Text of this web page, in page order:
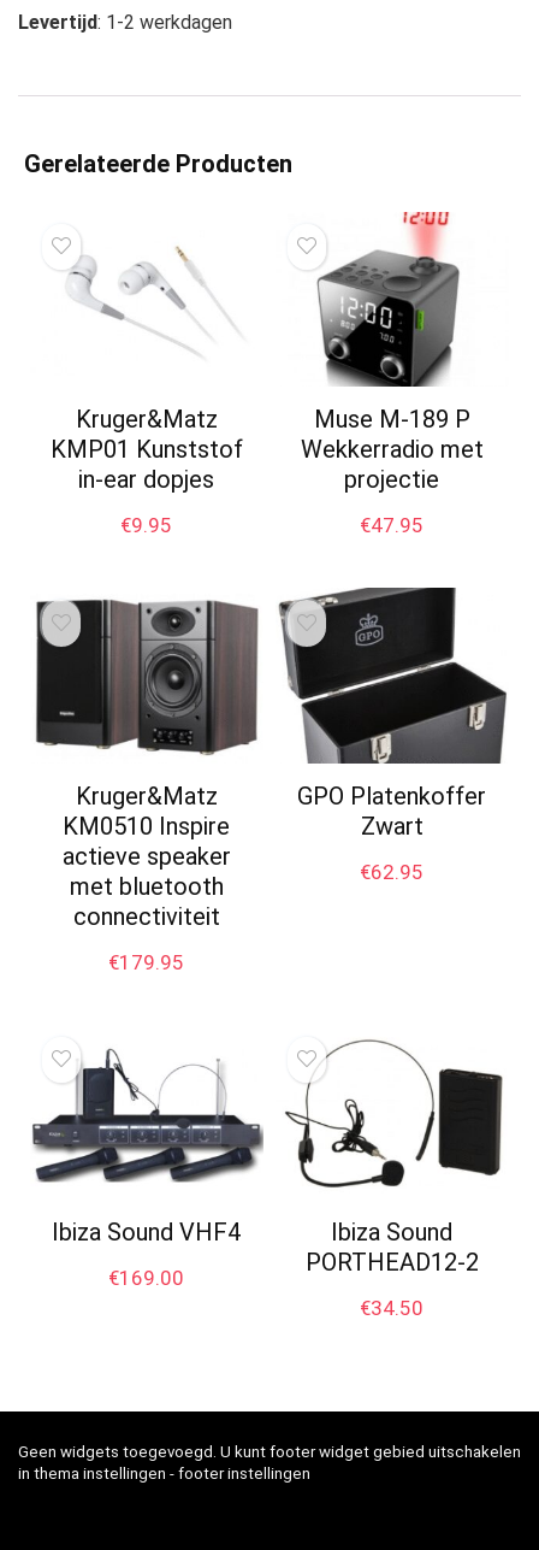
Levertijd: 1-2 werkdagen
Gerelateerde Producten
Kruger&Matz
KMP01 Kunststof
in-ear dopjes
€9.95
Muse M-189 P
Wekkerradio met
projectie
€47.95
Kruger&Matz
KM0510 Inspire
actieve speaker
met bluetooth
connectiviteit
€179.95
GPO Platenkoffer
Zwart
€62.95
Ibiza Sound VHF4
€169.00
Ibiza Sound
PORTHEAD12-2
€34.50
Geen widgets toegevoegd. U kunt footer widget gebied uitschakelen
in thema instellingen - footer instellingen